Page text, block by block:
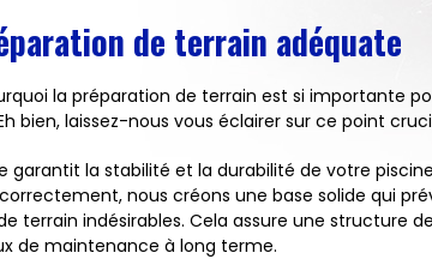
de terrain adéquate
la préparation de terrain est si importante
bien, laissez-nous vous éclairer sur ce point
la stabilité et la durabilité de votre
nous créons une base solide qui
terrain indésirables. Cela assure une structure
de maintenance à long terme.